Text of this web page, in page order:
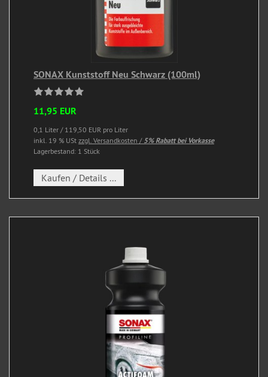
SONAX Kunststoff Neu Schwarz (100ml)
11,95 EUR
0,1 Liter / 119,50 EUR pro Liter
inkl. 19 % USt zzgl. Versandkosten / 5% Rabatt bei Vorkasse
Lagerbestand: 1 Stück
Kaufen / Details ...